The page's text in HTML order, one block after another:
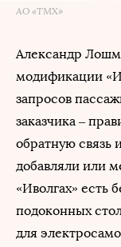
АО «ТМХ»
Александр
модификации
запросов
заказчика –
обратную связь
добавляли или
«Иволгах» есть
подоконных
для